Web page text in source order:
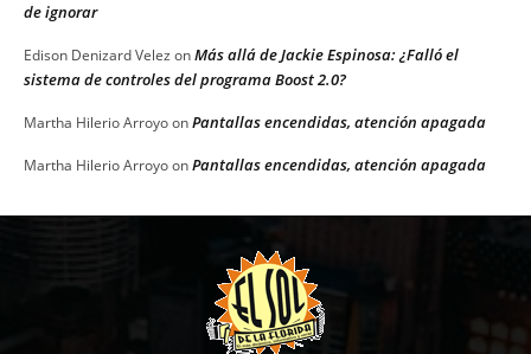
de ignorar
Edison Denizard Velez onMás allá de Jackie Espinosa: ¿Falló el
sistema de controles del programa Boost 2.0?
Martha Hilerio ArroyoonPantallas encendidas, atención apagada
Martha Hilerio ArroyoonPantallas encendidas, atención apagada